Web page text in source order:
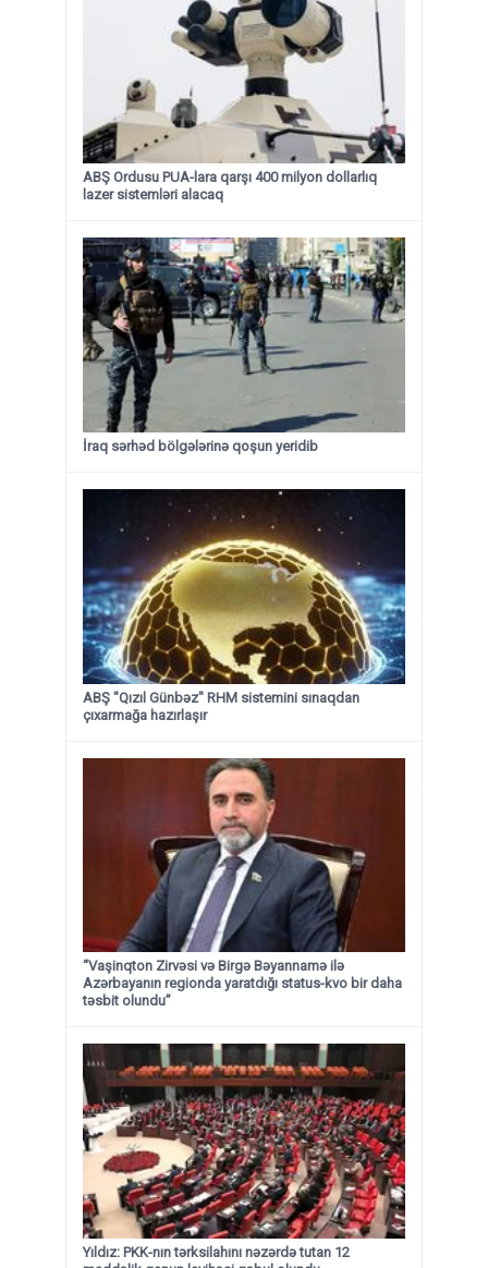
ABŞ Ordusu PUA-lara qarşı 400 milyon dollarlıq
lazer sistemləri alacaq
İraq sərhəd bölgələrinə qoşun yeridib
ABŞ "Qızıl Günbəz" RHM sistemini sınaqdan
çıxarmağa hazırlaşır
“Vaşinqton Zirvəsi və Birgə Bəyannamə ilə
Azərbayanın regionda yaratdığı status-kvo bir daha
təsbit olundu”
Yıldız: PKK-nın tərksilahını nəzərdə tutan 12